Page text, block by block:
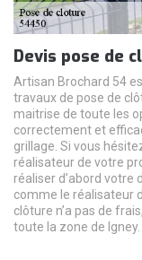
Devis pose de
Artisan Brochard 54
travaux de pose de
maitrise de toute les
correctement et
grillage. Si vous
réalisateur de votre
réaliser d’abord votre
comme le réalisateur
clôture n’a pas de
toute la zone de Igney.